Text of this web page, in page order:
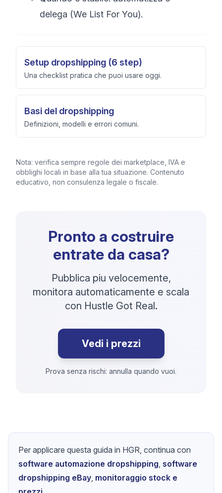
delega (We List For You).
Setup dropshipping (6 step)
Una checklist pratica che puoi usare oggi.
Basi del dropshipping
Definizioni, modelli e errori comuni.
Nota: verifica sempre regole dei marketplace, IVA e
obblighi locali in base alla tua situazione. Contenuto
educativo, non consulenza legale o fiscale.
Pronto a costruire
entrate da casa?
Pubblica piu velocemente,
monitora automaticamente e scala
con Hustle Got Real.
Vedi i prezzi
Prova senza rischi: annulla quando vuoi.
Per applicare questa guida in HGR, continua con
software automazione dropshipping, software
dropshipping eBay, monitoraggio stock e